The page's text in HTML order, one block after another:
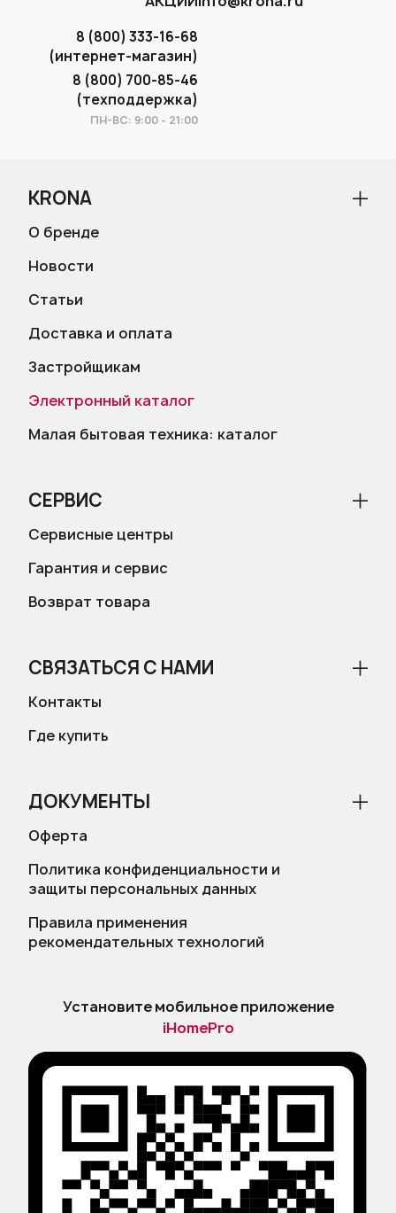
8 (800) 333-16-68
(интернет-магазин)
8 (800) 700-85-46
(техподдержка)
ПН-ВС: 9:00 - 21:00
KRONA
О бренде
Новости
Статьи
Доставка и оплата
Застройщикам
Электронный каталог
Малая бытовая техника: каталог
СЕРВИС
Сервисные центры
Гарантия и сервис
Возврат товара
СВЯЗАТЬСЯ С НАМИ
Контакты
Где купить
ДОКУМЕНТЫ
Оферта
Политика конфиденциальности и
защиты персональных данных
Правила применения
рекомендательных технологий
Установите мобильное приложение
iHomePro